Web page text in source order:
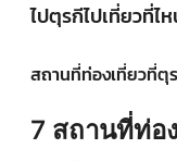
ไปตุรกีไปเที่ยวที่ไ
สถานที่ท่องเที่ยวที่ตุ
7 สถานที่ท่อ